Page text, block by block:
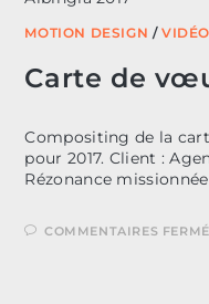
MOTION DESIGN /VIDÉO
Carte de
Compositing de la
pour 2017. Client :
Rézonance
COMMENTAIRES